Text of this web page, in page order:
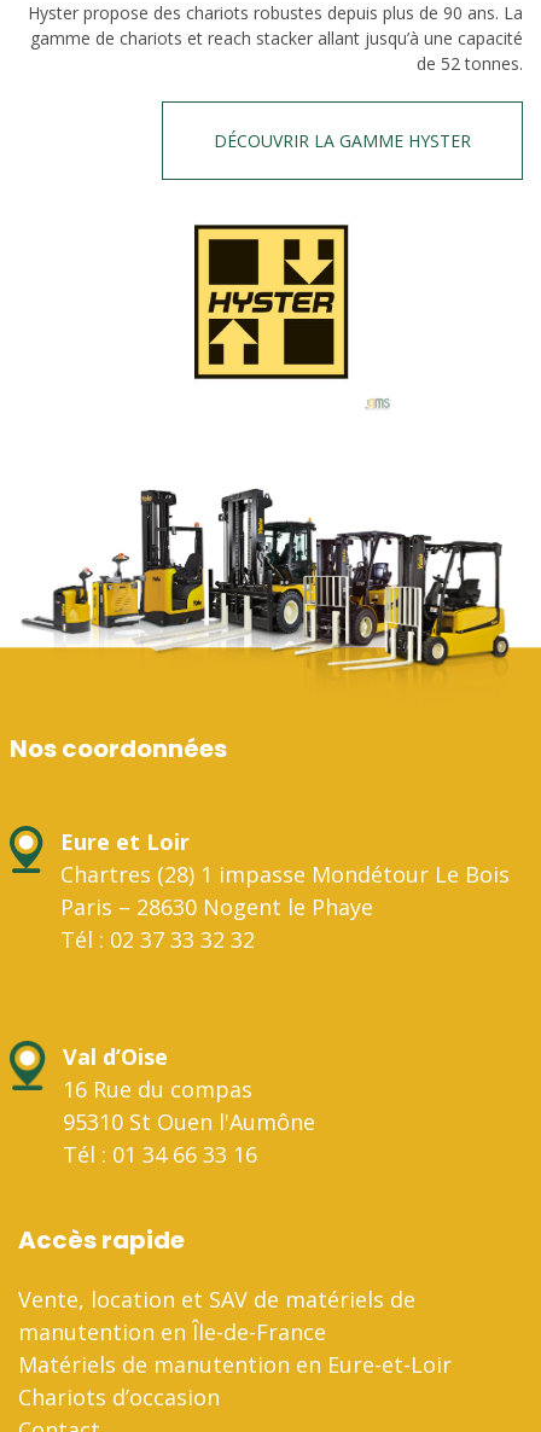
Hyster propose des chariots robustes depuis plus de 90 ans. La
gamme de chariots et reach stacker allant jusqu’à une capacité
de 52 tonnes.
DÉCOUVRIR LA GAMME HYSTER
Nos coordonnées
Eure et Loir
Chartres (28) 1 impasse Mondétour Le Bois
Paris – 28630 Nogent le Phaye
Tél : 02 37 33 32 32
Val d’Oise
16 Rue du compas
95310 St Ouen l'Aumône
Tél : 01 34 66 33 16
Accès rapide
Vente, location et SAV de matériels de
manutention en Île-de-France
Matériels de manutention en Eure-et-Loir
Chariots d’occasion